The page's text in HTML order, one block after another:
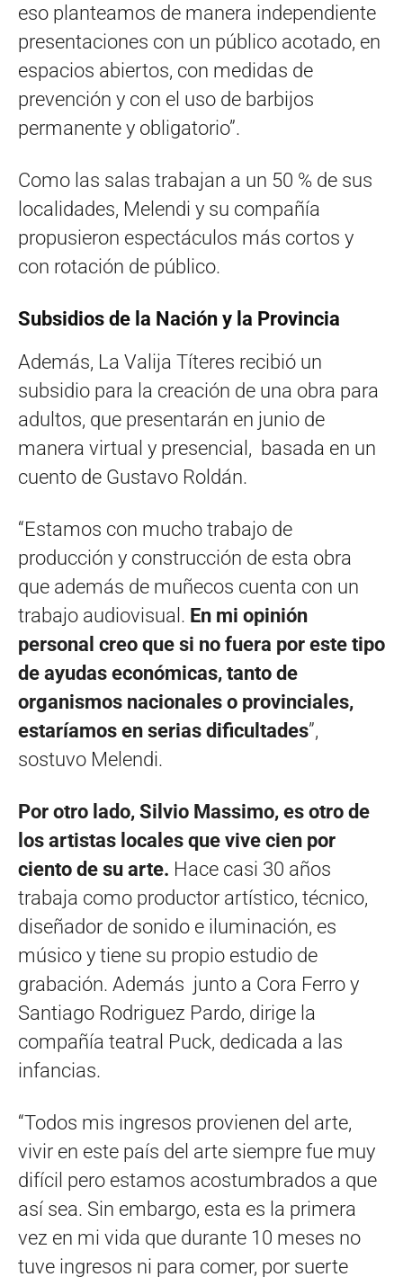
eso planteamos de manera independiente
presentaciones con un público acotado, en
espacios abiertos, con medidas de
prevención y con el uso de barbijos
permanente y obligatorio”.
Como las salas trabajan a un 50 % de sus
localidades, Melendi y su compañía
propusieron espectáculos más cortos y
con rotación de público.
Subsidios de la Nación y la Provincia
Además, La Valija Títeres recibió un
subsidio para la creación de una obra para
adultos, que presentarán en junio de
manera virtual y presencial, basada en un
cuento de Gustavo Roldán.
“Estamos con mucho trabajo de
producción y construcción de esta obra
que además de muñecos cuenta con un
trabajo audiovisual. En mi opinión
personal creo que si no fuera por este tipo
de ayudas económicas, tanto de
organismos nacionales o provinciales,
estaríamos en serias dificultades”,
sostuvo Melendi.
Por otro lado, Silvio Massimo, es otro de
los artistas locales que vive cien por
ciento de su arte. Hace casi 30 años
trabaja como productor artístico, técnico,
diseñador de sonido e iluminación, es
músico y tiene su propio estudio de
grabación. Además junto a Cora Ferro y
Santiago Rodriguez Pardo, dirige la
compañía teatral Puck, dedicada a las
infancias.
“Todos mis ingresos provienen del arte,
vivir en este país del arte siempre fue muy
difícil pero estamos acostumbrados a que
así sea. Sin embargo, esta es la primera
vez en mi vida que durante 10 meses no
tuve ingresos ni para comer, por suerte